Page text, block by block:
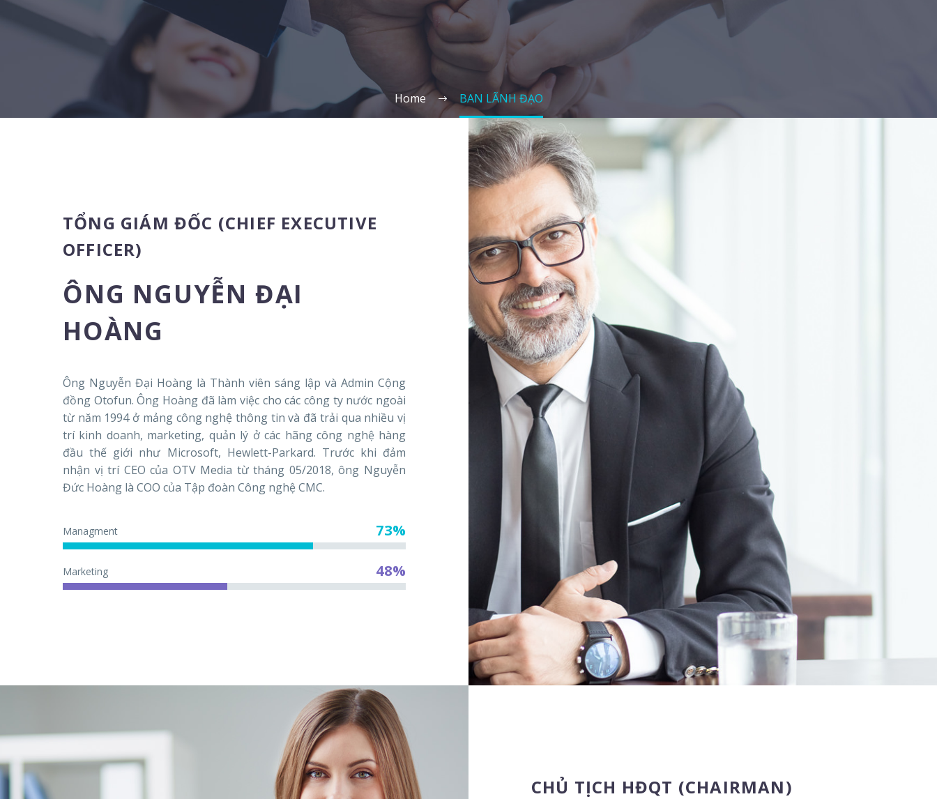
Home BAN LÃNH ĐẠO
TỔNG GIÁM ĐỐC (CHIEF EXECUTIVE
OFFICER)
ÔNG NGUYỄN ĐẠI
HOÀNG
Ông Nguyễn Đại Hoàng là Thành viên sáng lập và Admin Cộng
đồng Otofun. Ông Hoàng đã làm việc cho các công ty nước ngoài
từ năm 1994 ở mảng công nghệ thông tin và đã trải qua nhiều vị
trí kinh doanh, marketing, quản lý ở các hãng công nghệ hàng
đầu thế giới như Microsoft, Hewlett-Parkard. Trước khi đảm
nhận vị trí CEO của OTV Media từ tháng 05/2018, ông Nguyễn
Đức Hoàng là COO của Tập đoàn Công nghệ CMC.
Managment 73%
Marketing 48%
CHỦ TỊCH HĐQT (CHAIRMAN)